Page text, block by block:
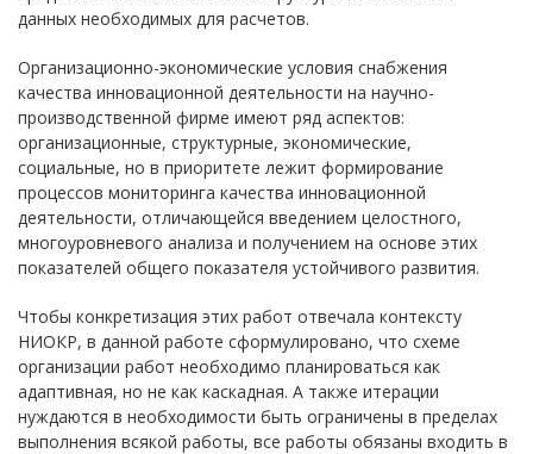
данных необходимых для расчетов.
Организационно-экономические условия снабжения
качества инновационной деятельности на научно-
производственной фирме имеют ряд аспектов:
организационные, структурные, экономические,
социальные, но в приоритете лежит формирование
процессов мониторинга качества инновационной
деятельности, отличающейся введением целостного,
многоуровневого анализа и получением на основе этих
показателей общего показателя устойчивого развития.
Чтобы конкретизация этих работ отвечала контексту
НИОКР, в данной работе сформулировано, что схеме
организации работ необходимо планироваться как
адаптивная, но не как каскадная. А также итерации
нуждаются в необходимости быть ограничены в пределах
выполнения всякой работы, все работы обязаны входить в